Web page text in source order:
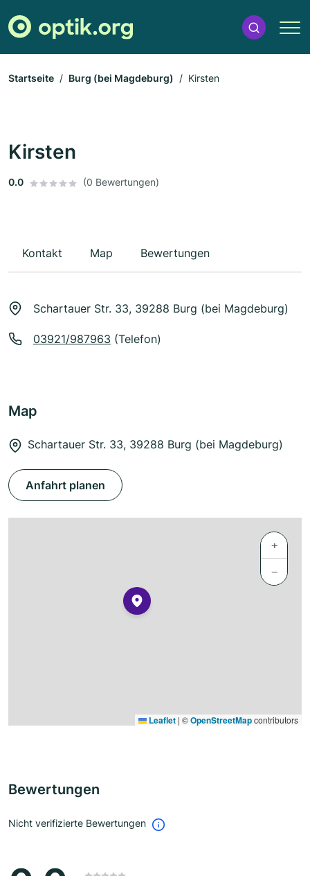
Startseite Burg (bei Magdeburg) Kirsten
Kirsten
0.0 (0 Bewertungen)
Kontakt Map Bewertungen
Schartauer Str. 33, 39288 Burg (bei Magdeburg)
03921/987963 (Telefon)
Map
Schartauer Str. 33, 39288 Burg (bei Magdeburg)
Anfahrt planen
+
−
Leaflet | ©OpenStreetMapcontributors
Bewertungen
Nicht verifizierte Bewertungen